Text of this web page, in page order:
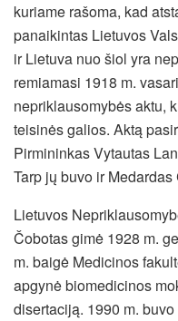
kuriame rašoma, kad
panaikintas Lietuvos
ir Lietuva nuo šiol yra
remiamasi 1918 m.
nepriklausomybės aktu,
teisinės galios. Aktą
Pirmininkas Vytautas
Tarp jų buvo ir Medardas
Lietuvos
Čobotas gimė 1928 m.
m. baigė Medicinos
apgynė biomedicinos
disertaciją. 1990 m.